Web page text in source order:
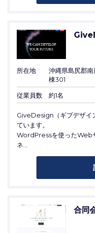
所在地
沖縄県島尻郡
棟301
従業員数
約1名
GiveDesign（ギブデザイ
ています。
WordPressを使ったWeb
ネ...
合同